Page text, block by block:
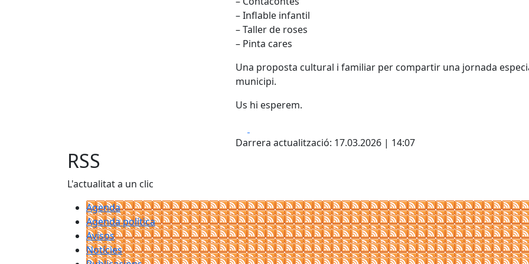
– Inflable infantil
– Taller de roses
– Pinta cares
Una proposta cultural i familiar per compartir una jornada
municipi.
Us hi esperem.
Darrera actualització: 17.03.2026 | 14:07
RSS
L'actualitat a un clic
Agenda
Agenda política
Avisos
Notícies